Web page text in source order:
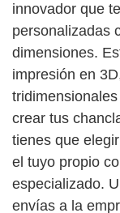
innovador que
personalizadas
dimensiones.
impresión en
crear tus
tienes que
el tuyo propio
especializado.
envías a la